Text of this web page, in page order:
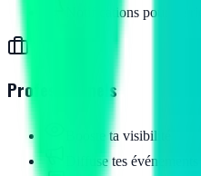
Notifications pour ne
Professionnels
Booste ta visibilité
Diffuse tes événements